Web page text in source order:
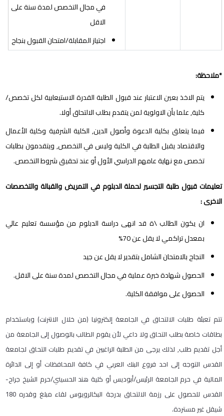
في مجال التخصص لمدة سنة على
الاقل
اجتياز المقابلة/امتحان القبول بنجاح
*ملاحظة:
يتم الاخذ بعين الاعتبار عند قبول الطلبة القدرة الاستيعابية لكل تخصص/
كلية, علما بأن الاولوية لمن يتقدم بطلب الالتحاق أولا.
فيما يتعلق بكلية الدعوة وأصول الدين, الكلية الشرفية وكلية الأعمال
والاقتصاد يقبل الطلبة في الكلية وليس في التخصص, ويتقدمون بطلبات
تخصص مع نهاية عامهم الدراسي الأول أو عند تحقيق شروط التخصص.
تعليمات قبول طلبة التجسير لحملة الدبلوم في التمريض والقبالة والتخصصات
الاخرى :
ان يكون الطالب \ة قد انهى دراسة الدبلوم من مؤسسة تعليم عالي
بمعدل تراكمي لا يقل عن 70%
النجاح بالامتحان الشامل بتقدير لا يقل عن جيد
الحصول شهادة خبرة عملية في مجال التخصص لمدة سنة على الاقل.
الحصول على موافقة الكلية.
تتم تعبئة طلبات الالتحاق في الجامعة إلكترونيا (من خلال الانترنت) وباستخدام
بطاقات خاصة بطلب التحاق ولا داعي لأن يقوم الطالب بالوصول إلى الجامعة من
أجل تقديم طلب, لذلك يرجى من الطلبة الراغبين في تقديم طلبات التحاق لجامعة
القدس التوجه إلى احد فروع البنك العربي في كافة المحافظات أو إلى الدائرة
المالية في حرم الجامعة الرئيس/أبوديس أو كلية هند الحسيني/حرم الشيخ جراح-
القدس للحصول على رزمة الالتحاق بدرجة البكالرويوس لقاء مبلغ وقدره 180
شيقل غير مستردة.